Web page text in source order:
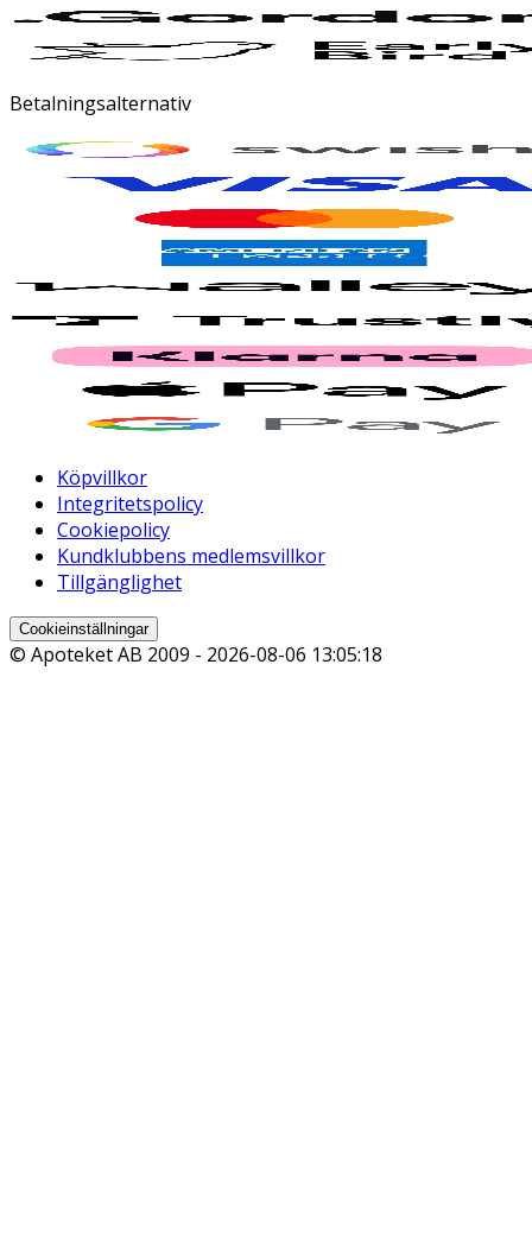
Betalningsalternativ
Köpvillkor
Integritetspolicy
Cookiepolicy
Kundklubbens medlemsvillkor
Tillgänglighet
Cookieinställningar
© Apoteket AB 2009 - 2026-08-06 13:05:18